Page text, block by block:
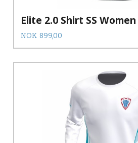
Elite 2.0 Shirt SS Women
Pris
NOK 899,00